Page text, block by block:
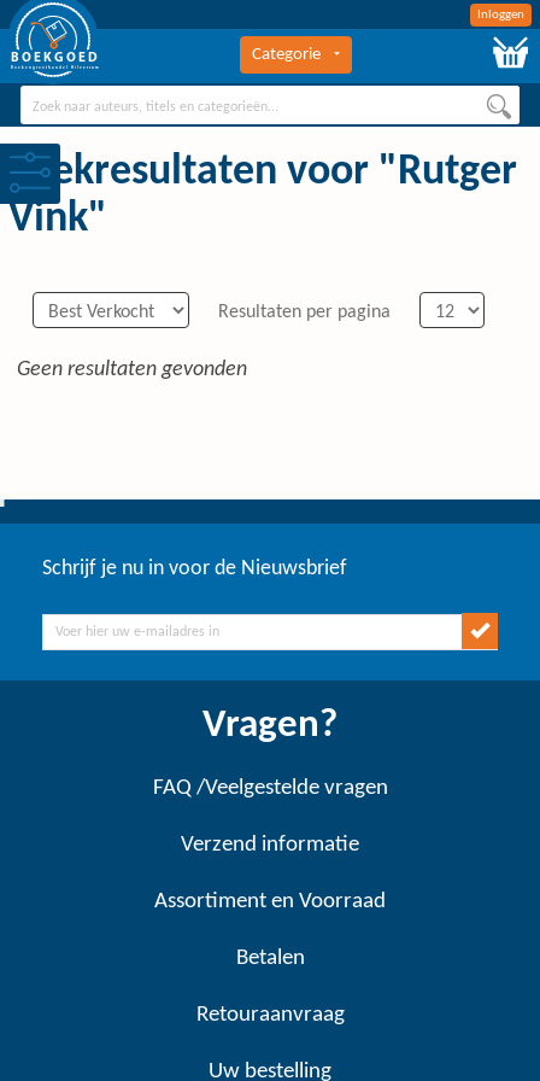
Inloggen
BOEKGOED
Boekengroothandel Hilversum
Categorie
Zoekresultaten voor "Rutger
Vink"
Resultaten per pagina
Geen resultaten gevonden
Schrijf je nu in voor de Nieuwsbrief
Vragen?
FAQ /Veelgestelde vragen
Verzend informatie
Assortiment en Voorraad
Betalen
Retouraanvraag
Uw bestelling